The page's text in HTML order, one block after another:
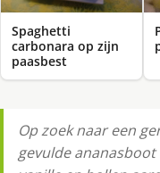
Spaghetti
carbonara op zijn
paasbest
Op zoek naar een
gevulde